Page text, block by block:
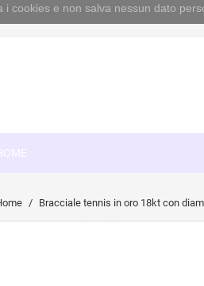
Bracciale tennis in oro 18kt con
cookies e non salva nessun dato